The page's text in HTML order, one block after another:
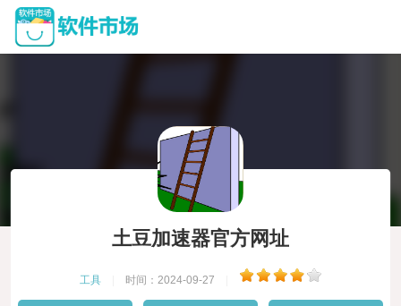
土豆加速器官方网址
工具 时间：2024-09-27